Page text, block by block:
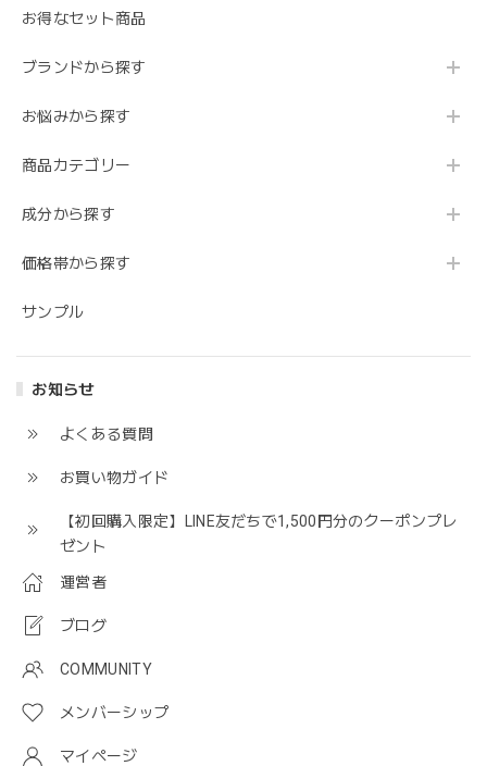
お得なセット商品
ブランドから探す
お悩みから探す
商品カテゴリー
成分から探す
価格帯から探す
サンプル
お知らせ
よくある質問
お買い物ガイド
【初回購入限定】LINE友だちで1,500円分のクーポンプレ
ゼント
運営者
ブログ
COMMUNITY
メンバーシップ
マイページ